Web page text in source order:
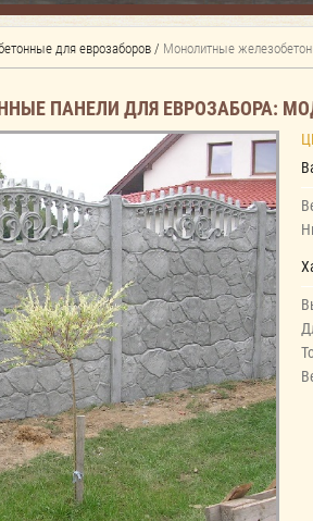
для еврозаборов / Монолитные
ПАНЕЛИ ДЛЯ ЕВРОЗАБОРА: